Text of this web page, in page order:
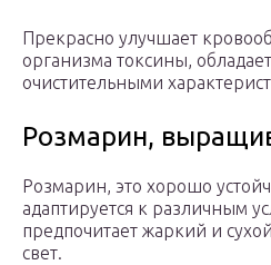
Прекрасно улучшает
организма токсины,
очистительными
Розмарин,
Розмарин, это хорошо
адаптируется к различным
предпочитает жаркий и
свет.